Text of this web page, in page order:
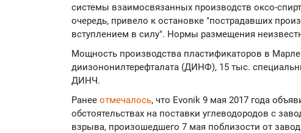
системы взаимосвязанных производств оксо-
очередь, привело к остановке "пострадавших
вступлением в силу". Нормы размещения
Мощность производства пластификаторов в Марле
диизононилтерефталата (ДИНФ), 15 тыс.
ДИНЧ.
Ранее отмечалось, что Evonik 9 мая 2017 года
обстоятельствах на поставки углеводородов с
взрыва, произошедшего 7 мая поблизости от